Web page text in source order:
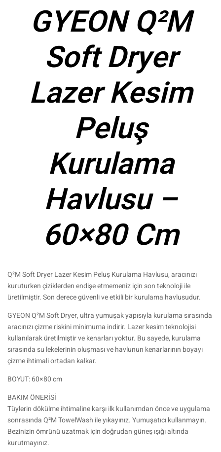
GYEON Q²M
Soft Dryer
Lazer Kesim
Peluş
Kurulama
Havlusu –
60×80 Cm
Q²M Soft Dryer Lazer Kesim Peluş Kurulama Havlusu, aracınızı
kuruturken çiziklerden endişe etmemeniz için son teknoloji ile
üretilmiştir. Son derece güvenli ve etkili bir kurulama havlusudur.
GYEON Q²M Soft Dryer, ultra yumuşak yapısıyla kurulama sırasında
aracınızı çizme riskini minimuma indirir. Lazer kesim teknolojisi
kullanılarak üretilmiştir ve kenarları yoktur. Bu sayede, kurulama
sırasında su lekelerinin oluşması ve havlunun kenarlarının boyayı
çizme ihtimali ortadan kalkar.
BOYUT: 60×80 cm
BAKIM ÖNERİSİ
Tüylerin dökülme ihtimaline karşı ilk kullanımdan önce ve uygulama
sonrasında Q²M TowelWash ile yıkayınız. Yumuşatıcı kullanmayın.
Bezinizin ömrünü uzatmak için doğrudan güneş ışığı altında
kurutmayınız.